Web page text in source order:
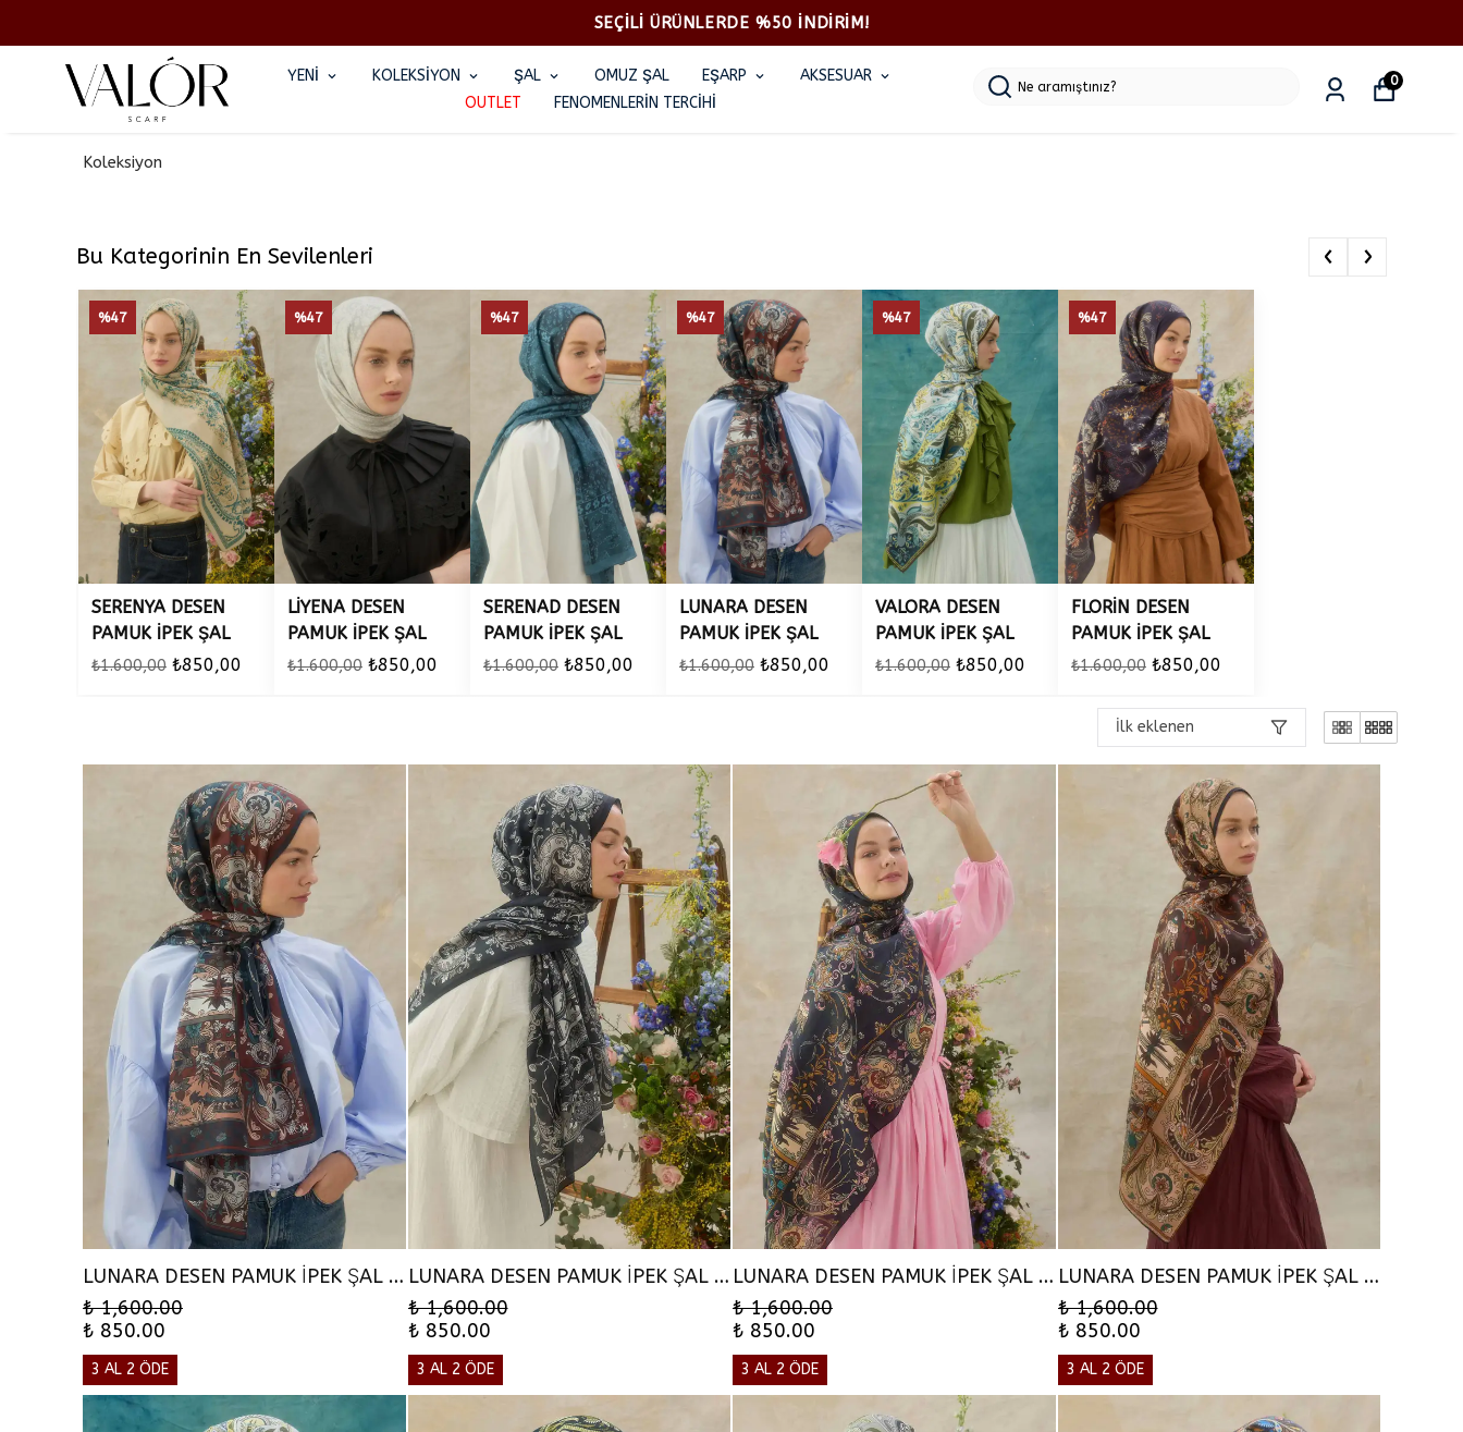
SEÇİLİ ÜRÜNLERDE %50 İNDİRİM!
YENİ KOLEKSİYON ŞAL OMUZ ŞAL EŞARP
AKSESUAR
OUTLET
FENOMENLERİN TERCİHİ
0
Koleksiyon
Bu Kategorinin En Sevilenleri ‹ ›
SERENYA DESEN
PAMUK İPEK ŞAL
₺1.600,00 ₺850,00
%47
LİYENA DESEN
PAMUK İPEK ŞAL
₺1.600,00 ₺850,00
%47
SERENAD DESEN
PAMUK İPEK ŞAL
₺1.600,00 ₺850,00
%47
LUNARA DESEN
PAMUK İPEK ŞAL
₺1.600,00 ₺850,00
%47
VALORA DESEN
PAMUK İPEK ŞAL
₺1.600,00 ₺850,00
%47
FLORİN DESEN
PAMUK İPEK ŞAL
₺1.600,00 ₺850,00
%47
İlk eklenen
LUNARA DESEN PAMUK İPEK ŞAL - PETROL MAVİ
₺ 1,600.00
₺ 850.00
3 AL 2 ÖDE
LUNARA DESEN PAMUK İPEK ŞAL - SİYAH
₺ 1,600.00
₺ 850.00
3 AL 2 ÖDE
LUNARA DESEN PAMUK İPEK ŞAL - GÜL PEMBE
₺ 1,600.00
₺ 850.00
3 AL 2 ÖDE
LUNARA DESEN PAMUK İPEK ŞAL - KIZIL KAHVE
₺ 1,600.00
₺ 850.00
3 AL 2 ÖDE